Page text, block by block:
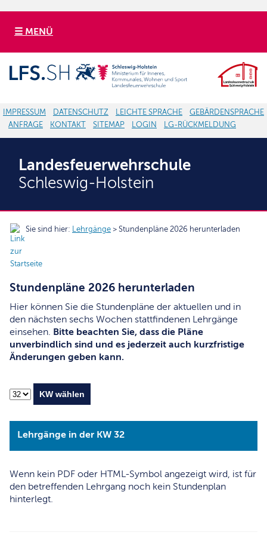
☰ MENÜ
IMPRESSUM DATENSCHUTZ LEICHTE SPRACHE
GEBÄRDENSPRACHE
ANFRAGE
KONTAKT SITEMAP LOGIN LG-RÜCKMELDUNG
Landesfeuerwehrschule
Schleswig-Holstein
Sie sind hier: Lehrgänge > Stundenpläne 2026 herunterladen
Stundenpläne 2026 herunterladen
Hier können Sie die Stundenpläne der aktuellen und in
den nächsten sechs Wochen stattfindenen Lehrgänge
einsehen. Bitte beachten Sie, dass die Pläne
unverbindlich sind und es jederzeit auch kurzfristige
Änderungen geben kann.
Lehrgänge in der KW 32
Wenn kein PDF oder HTML-Symbol angezeigt wird, ist für
den betreffenden Lehrgang noch kein Stundenplan
hinterlegt.